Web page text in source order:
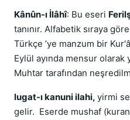
Kânûn-ı İlâhî: Bu eseri
tanınır. Alfabetik sıraya
Türkçe ’ye manzum bir
Eylül ayında mensur olarak
Muhtar tarafından
lugat-ı kanuni ilahi, yirmi
gelir. Eserde mushaf